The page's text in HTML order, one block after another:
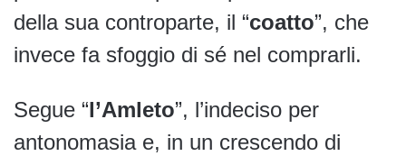
della sua controparte, il “coatto”, che
invece fa sfoggio di sé nel comprarli.
Segue “l’Amleto”, l’indeciso per
antonomasia e, in un crescendo di